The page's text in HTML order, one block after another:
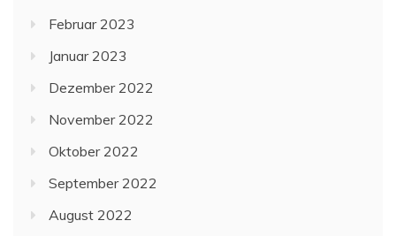
Februar 2023
Januar 2023
Dezember 2022
November 2022
Oktober 2022
September 2022
August 2022